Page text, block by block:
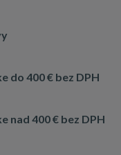
do 400 € bez DPH
nad 400 € bez DPH